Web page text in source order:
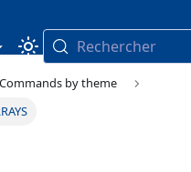
Rechercher
Commands by theme